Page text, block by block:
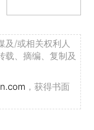
及/或相关权利人
载、摘编、复制及
，获得书面